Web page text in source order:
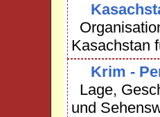
Kasachstan
Krim -
Lage,
und